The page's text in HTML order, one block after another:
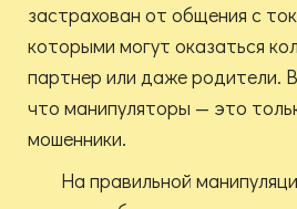
застрахован от общения с
которыми могут оказаться
партнер или даже родители.
что манипуляторы — это
мошенники.
На правильной